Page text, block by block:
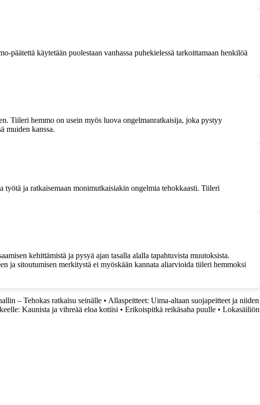
käytetään puolestaan vanhassa puhekielessä tarkoittamaan henkilöä
Tiileri hemmo on usein myös luova ongelmanratkaisija, joka pystyy
muiden kanssa.
työtä ja ratkaisemaan monimutkaisiakin ongelmia tehokkaasti. Tiileri
kehittämistä ja pysyä ajan tasalla alalla tapahtuvista muutoksista.
ja sitoutumisen merkitystä ei myöskään kannata aliarvioida tiileri hemmoksi
– Tehokas ratkaisu seinälle • Allaspeitteet: Uima-altaan suojapeitteet ja niiden
Kaunista ja vihreää eloa kotiisi • Erikoispitkä reikäsaha puulle • Lokasäiliön